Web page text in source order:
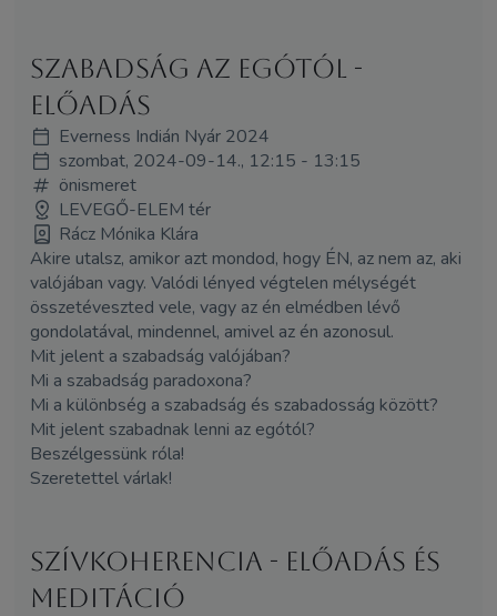
Szabadság az Egótól -
ELŐADÁS
Everness Indián Nyár 2024
szombat, 2024-09-14., 12:15 - 13:15
önismeret
LEVEGŐ-ELEM tér
Rácz Mónika Klára
Akire utalsz, amikor azt mondod, hogy ÉN, az nem az, aki
valójában vagy. Valódi lényed végtelen mélységét
összetéveszted vele, vagy az én elmédben lévő
gondolatával, mindennel, amivel az én azonosul.
Mit jelent a szabadság valójában?
Mi a szabadság paradoxona?
Mi a különbség a szabadság és szabadosság között?
Mit jelent szabadnak lenni az egótól?
Beszélgessünk róla!
Szeretettel várlak!
Szívkoherencia - ELŐADÁS és
MEDITÁCIÓ